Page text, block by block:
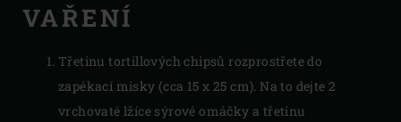
VAŘENÍ
Třetinu tortillových chipsů rozprostřete do
zapékací misky (cca 15 x 25 cm). Na to dejte 2
vrchovaté lžíce sýrové omáčky a třetinu